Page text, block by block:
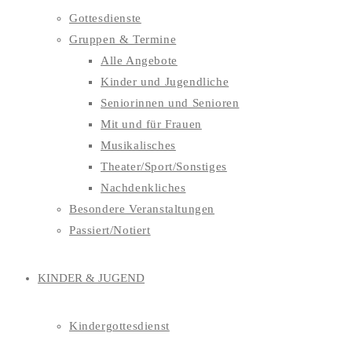
Gottesdienste
Gruppen & Termine
Alle Angebote
Kinder und Jugendliche
Seniorinnen und Senioren
Mit und für Frauen
Musikalisches
Theater/Sport/Sonstiges
Nachdenkliches
Besondere Veranstaltungen
Passiert/Notiert
KINDER & JUGEND
Kindergottesdienst